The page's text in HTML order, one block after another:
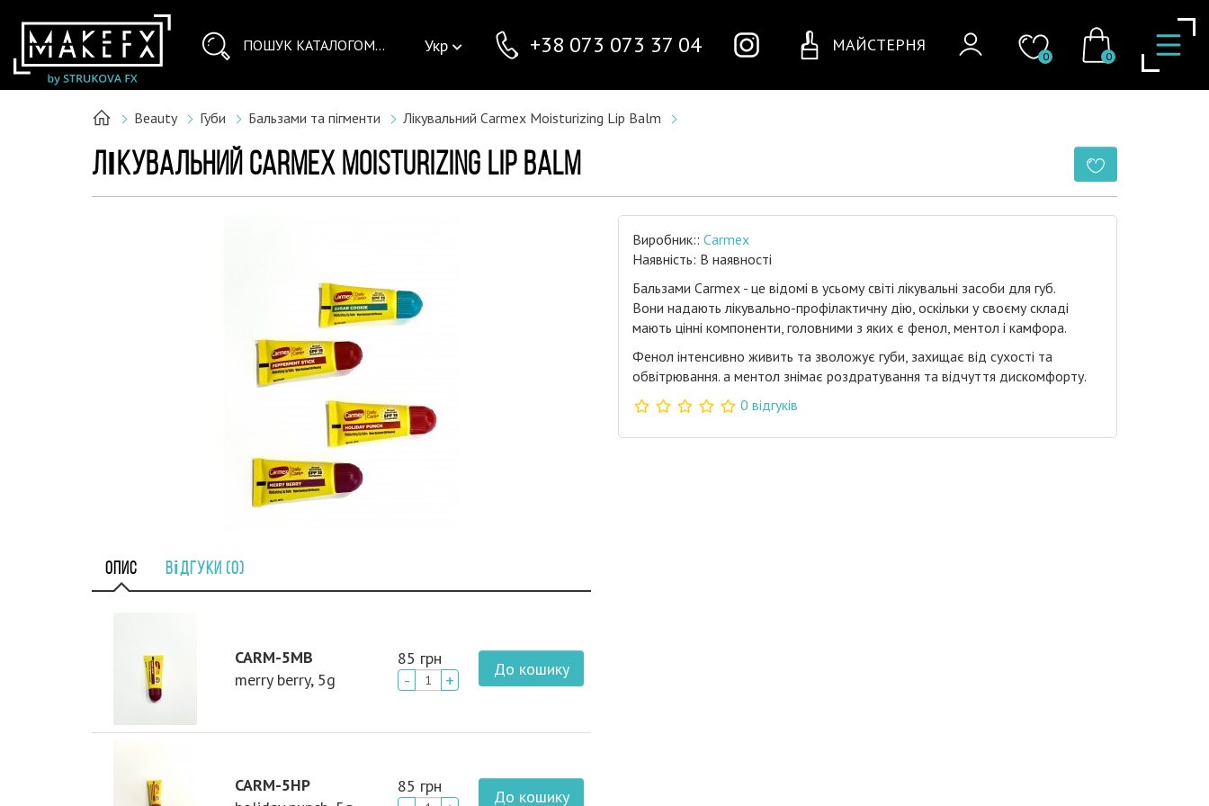
Укр +38 073 073 37 04 МАЙСТЕРНЯ
0 0
Beauty Губи Бальзами та пігменти Лікувальний Carmex Moisturizing Lip Balm
ЛІКУВАЛЬНИЙ CARMEX MOISTURIZING LIP BALM
Опис Відгуки (0)
CARM-5MB
merry berry, 5g
85 грн
- + До кошику
CARM-5HP
85 грн До кошику
Виробник:: Carmex
Наявність: В наявності
Бальзами Carmex - це відомі в усьому світі лікувальні засоби для губ.
Вони надають лікувально-профілактичну дію, оскільки у своєму складі
мають цінні компоненти, головними з яких є фенол, ментол і камфора.
Фенол інтенсивно живить та зволожує губи, захищає від сухості та
обвітрювання. а ментол знімає роздратування та відчуття дискомфорту.
0 відгуків